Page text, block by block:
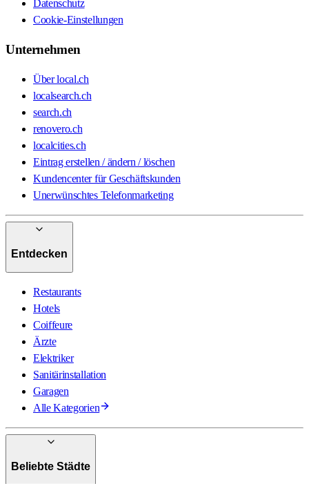
Datenschutz
Cookie-Einstellungen
Unternehmen
Über local.ch
localsearch.ch
search.ch
renovero.ch
localcities.ch
Eintrag erstellen / ändern / löschen
Kundencenter für Geschäftskunden
Unerwünschtes Telefonmarketing
Entdecken
Restaurants
Hotels
Coiffeure
Ärzte
Elektriker
Sanitärinstallation
Garagen
Alle Kategorien
Beliebte Städte